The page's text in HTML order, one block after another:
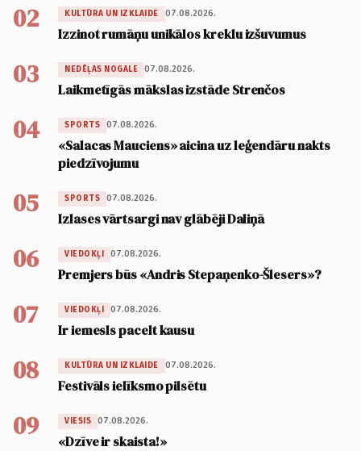
02 KULTŪRA UN IZKLAIDE 07.08.2026.
Izzinot rumāņu unikālos kreklu izšuvumus
03 NEDĒĻAS NOGALE 07.08.2026.
Laikmetīgās mākslas izstāde Strenčos
04 SPORTS 07.08.2026.
«Salacas Mauciens» aicina uz leģendāru nakts
piedzīvojumu
05 SPORTS 07.08.2026.
Izlases vārtsargi nav glābēji Daliņā
06 VIEDOKĻI 07.08.2026.
Premjers būs «Andris Stepaņenko-Šlesers»?
07 VIEDOKĻI 07.08.2026.
Ir iemesls pacelt kausu
08 KULTŪRA UN IZKLAIDE 07.08.2026.
Festivāls ielīksmo pilsētu
09 VIESIS 07.08.2026.
«Dzīve ir skaista!»